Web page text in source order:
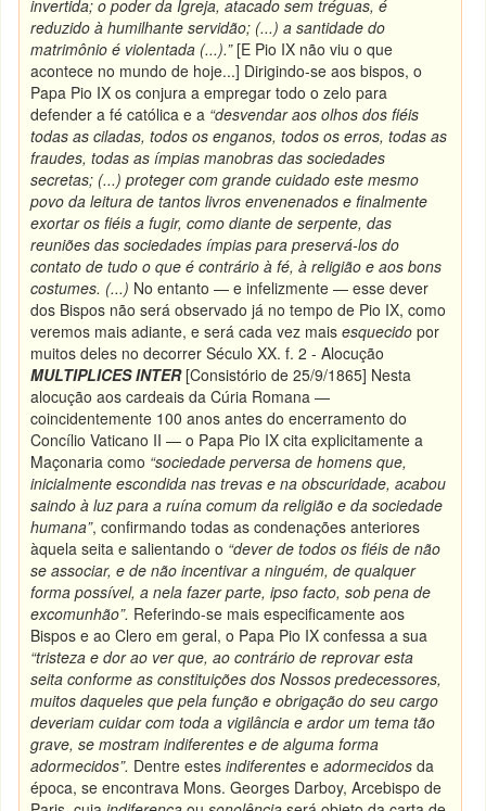
invertida; o poder da Igreja, atacado sem tréguas, é
reduzido à humilhante servidão; (...) a santidade do
matrimônio é violentada (...).” [E Pio IX não viu o que
acontece no mundo de hoje...] Dirigindo-se aos bispos, o
Papa Pio IX os conjura a empregar todo o zelo para
defender a fé católica e a “desvendar aos olhos dos fiéis
todas as ciladas, todos os enganos, todos os erros, todas as
fraudes, todas as ímpias manobras das sociedades
secretas; (...) proteger com grande cuidado este mesmo
povo da leitura de tantos livros envenenados e finalmente
exortar os fiéis a fugir, como diante de serpente, das
reuniões das sociedades ímpias para preservá-los do
contato de tudo o que é contrário à fé, à religião e aos bons
costumes. (...) No entanto — e infelizmente — esse dever
dos Bispos não será observado já no tempo de Pio IX, como
veremos mais adiante, e será cada vez maisesquecido por
muitos deles no decorrer Século XX. f. 2 - Alocução
MULTIPLICES INTER [Consistório de 25/9/1865] Nesta
alocução aos cardeais da Cúria Romana —
coincidentemente 100 anos antes do encerramento do
Concílio Vaticano II — o Papa Pio IX cita explicitamente a
Maçonaria como “sociedade perversa de homens que,
inicialmente escondida nas trevas e na obscuridade, acabou
saindo à luz para a ruína comum da religião e da sociedade
humana”, confirmando todas as condenações anteriores
àquela seita e salientando o “dever de todos os fiéis de não
se associar, e de não incentivar a ninguém, de qualquer
forma possível, a nela fazer parte, ipso facto, sob pena de
excomunhão”. Referindo-se mais especificamente aos
Bispos e ao Clero em geral, o Papa Pio IX confessa a sua
“tristeza e dor ao ver que, ao contrário de reprovar esta
seita conforme as constituições dos Nossos predecessores,
muitos daqueles que pela função e obrigação do seu cargo
deveriam cuidar com toda a vigilância e ardor um tema tão
grave, se mostram indiferentes e de alguma forma
adormecidos”. Dentre estes indiferentese adormecidos da
época, se encontrava Mons. Georges Darboy, Arcebispo de